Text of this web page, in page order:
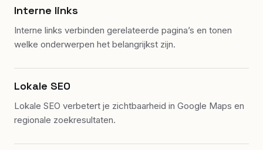
Interne links
Interne links verbinden gerelateerde pagina’s en tonen
welke onderwerpen het belangrijkst zijn.
Lokale SEO
Lokale SEO verbetert je zichtbaarheid in Google Maps en
regionale zoekresultaten.